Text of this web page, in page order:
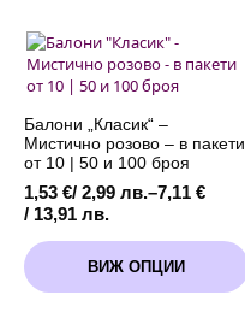
(Minnie
Mouse)
5
броя
Балони „Класик“ –
Мистично розово – в пакети
от 10 | 50 и 100 броя
1,53 €/ 2,99 лв.–7,11 €
/ 13,91 лв.
Price
1,53 €
/
2,99 лв.
ВИЖ ОПЦИИ
This
product
has